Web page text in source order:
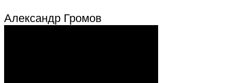
Александр Громов